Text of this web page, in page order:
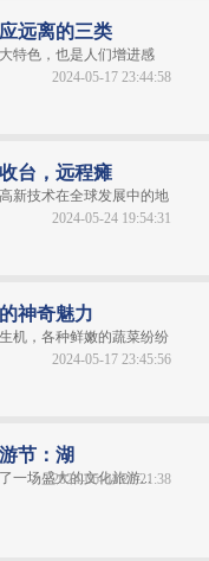
远离的三类
特色，也是人们增进感
2024-05-17 23:44:58
台，远程瘫
新技术在全球发展中的地
2024-05-24 19:54:31
神奇魅力
机，各种鲜嫩的蔬菜纷纷
2024-05-17 23:45:56
节：湖
一场盛大的文化旅游...
2024-06-04 20:21:38